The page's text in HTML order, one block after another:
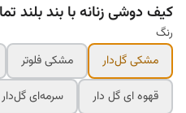
کیف دوشی زنانه با بند بلند
رنگ
مشکی گل‌دار
مشکی فلوتر
قهوه ای گل دار
سرمه‌ای گل‌دار